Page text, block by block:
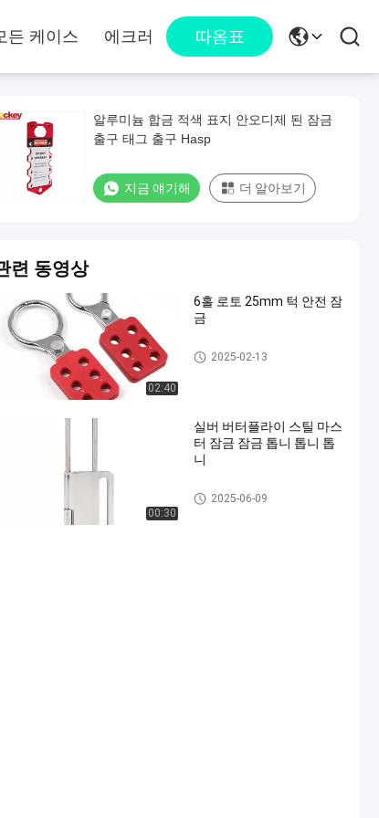
든 케이스 에크러 따옴표
알루미늄 합금 적색 표지 안오디제 된 잠금
출구 태그 출구 Hasp
지금 얘기해 더 알아보기
련 동영상
02:40
6홀 로토 25mm 턱 안전 잠
금
안전 잠금
2025-02-13
00:30
실버 버터플라이 스틸 마스
터 잠금 잠금 톱니 톱니 톱
니
안전 잠금
2025-06-09